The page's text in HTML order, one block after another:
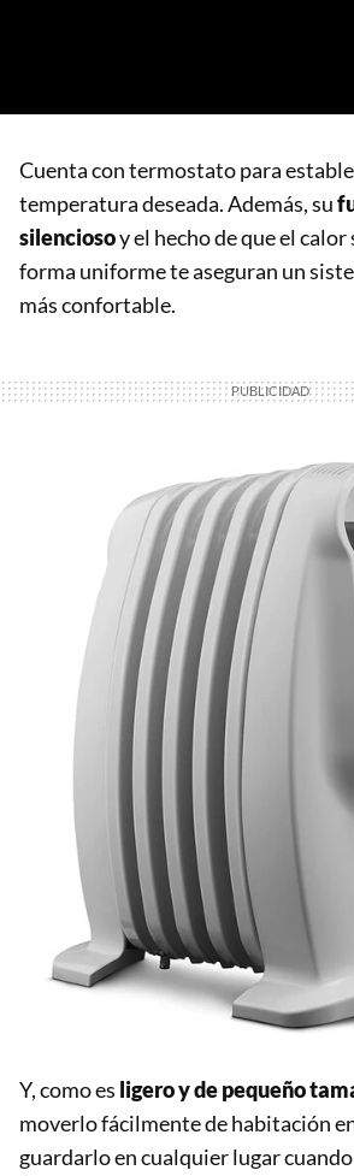
Cuenta con termostato para
temperatura deseada. Además, su
silenciosoy el hecho de que el
forma uniforme te aseguran un
más confortable.
Y, como es ligero y de pequeño
moverlo fácilmente de habitación
guardarlo en cualquier lugar cuando